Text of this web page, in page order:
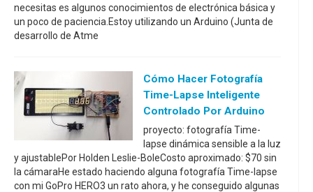
necesitas es algunos conocimientos de electrónica básica y
un poco de paciencia.Estoy utilizando un Arduino (Junta de
desarrollo de Atme
Cómo Hacer Fotografía
Time-Lapse Inteligente
Controlado Por Arduino
proyecto: fotografía Time-
lapse dinámica sensible a la luz
y ajustablePor Holden Leslie-BoleCosto aproximado: $70 sin
la cámaraHe estado haciendo alguna fotografía Time-lapse
con mi GoPro HERO3 un rato ahora, y he conseguido algunas